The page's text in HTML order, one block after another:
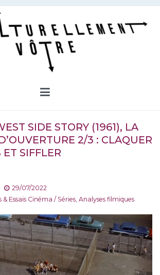
SIDE STORY (1961), LA
2/3 : CLAQUER
ET SIFFLER
29/07/2022
& Essais Cinéma / Séries Analyses filmiques